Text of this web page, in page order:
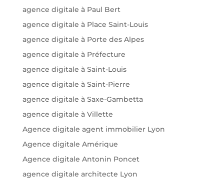
agence digitale à Paul Bert
agence digitale à Place Saint-Louis
agence digitale à Porte des Alpes
agence digitale à Préfecture
agence digitale à Saint-Louis
agence digitale à Saint-Pierre
agence digitale à Saxe-Gambetta
agence digitale à Villette
Agence digitale agent immobilier Lyon
Agence digitale Amérique
Agence digitale Antonin Poncet
agence digitale architecte Lyon